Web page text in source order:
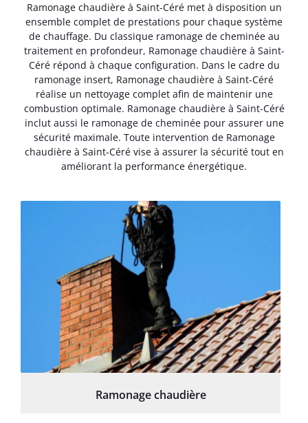
Ramonage chaudière à Saint-Céré met à disposition un
ensemble complet de prestations pour chaque système
de chauffage. Du classique ramonage de cheminée au
traitement en profondeur, Ramonage chaudière à Saint-
Céré répond à chaque configuration. Dans le cadre du
ramonage insert, Ramonage chaudière à Saint-Céré
réalise un nettoyage complet afin de maintenir une
combustion optimale. Ramonage chaudière à Saint-Céré
inclut aussi le ramonage de cheminée pour assurer une
sécurité maximale. Toute intervention de Ramonage
chaudière à Saint-Céré vise à assurer la sécurité tout en
améliorant la performance énergétique.
Ramonage chaudière